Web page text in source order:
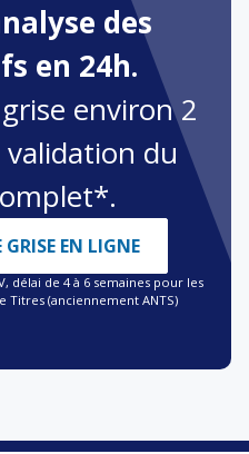
des
en 24h.
environ 2
du
EN LIGNE
délai de 4 à 6 semaines pour les
Titres (anciennement ANTS)